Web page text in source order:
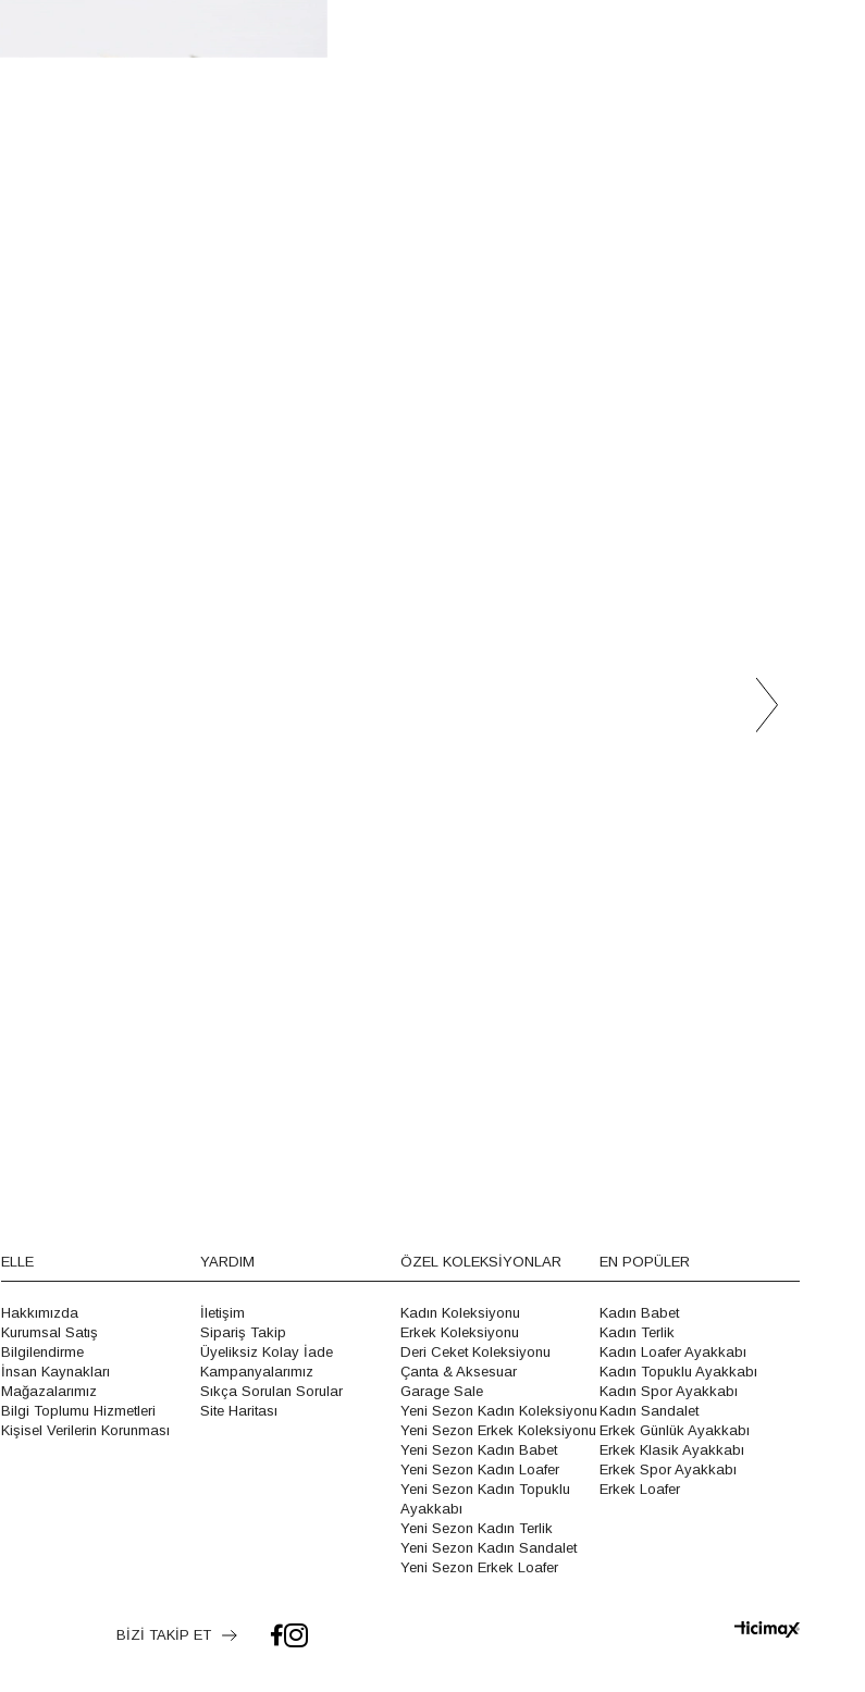
ELLE
Hakkımızda
Kurumsal Satış
Bilgilendirme
İnsan Kaynakları
Mağazalarımız
Bilgi Toplumu Hizmetleri
Kişisel Verilerin Korunması
YARDIM
İletişim
Sipariş Takip
Üyeliksiz Kolay İade
Kampanyalarımız
Sıkça Sorulan Sorular
Site Haritası
ÖZEL KOLEKSİYONLAR
Kadın Koleksiyonu
Erkek Koleksiyonu
Deri Ceket Koleksiyonu
Çanta & Aksesuar
Garage Sale
Yeni Sezon Kadın Koleksiyonu
Yeni Sezon Erkek Koleksiyonu
Yeni Sezon Kadın Babet
Yeni Sezon Kadın Loafer
Yeni Sezon Kadın Topuklu
Ayakkabı
Yeni Sezon Kadın Terlik
Yeni Sezon Kadın Sandalet
Yeni Sezon Erkek Loafer
EN POPÜLER
Kadın Babet
Kadın Terlik
Kadın Loafer Ayakkabı
Kadın Topuklu Ayakkabı
Kadın Spor Ayakkabı
Kadın Sandalet
Erkek Günlük Ayakkabı
Erkek Klasik Ayakkabı
Erkek Spor Ayakkabı
Erkek Loafer
BİZİ TAKİP ET